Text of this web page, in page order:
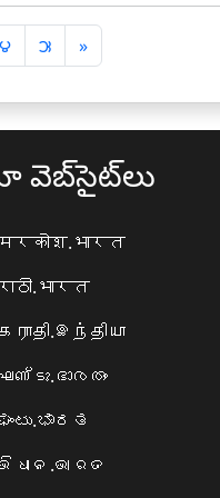
౪ ౫ »अ
ग
ला
వెబ్‌సైట్‌లు